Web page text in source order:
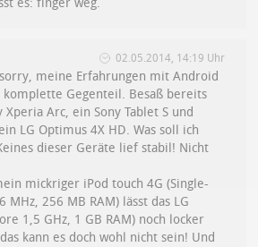
es: finger weg.
02.05.2014, 14:19 Uhr
sorry, meine Erfahrungen mit Android
komplette Gegenteil. Besaß bereits
Xperia Arc, ein Sony Tablet S und
LG Optimus 4X HD. Was soll ich
dieser Geräte lief stabil! Nicht
mickriger iPod touch 4G (Single-
MHz, 256 MB RAM) lässt das LG
1,5 GHz, 1 GB RAM) noch locker
kann es doch wohl nicht sein! Und